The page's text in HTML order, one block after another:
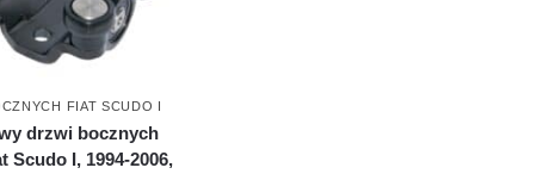
FIAT SCUDO I
drzwi bocznych
Scudo I, 1994-2006,